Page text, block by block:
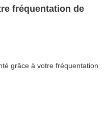
fréquentation de